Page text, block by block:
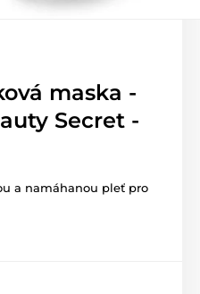
maska -
Secret -
a namáhanou pleť pro